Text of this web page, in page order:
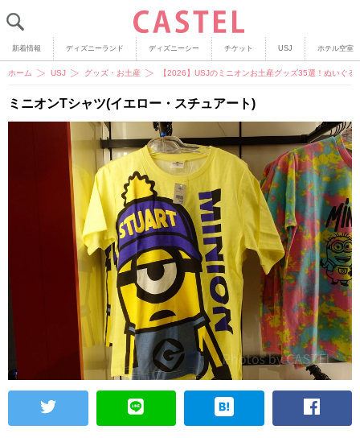
新着情報 ディズニーランド ディズニーシー チケット USJ ホテル空室
ホーム USJ グッズ・お土産 【2026】USJのミニオンお土産グッズ35選！ぬいぐ
ミニオンTシャツ(イエロー・スチュアート)